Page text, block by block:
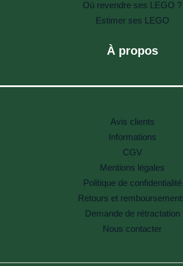
Où revendre ses LEGO ?
Estimer ses LEGO
À propos
Avis clients
Informations
CGV
Mentions légales
Politique de confidentialité
Retours et
Demande de rétractation
Nous contacter